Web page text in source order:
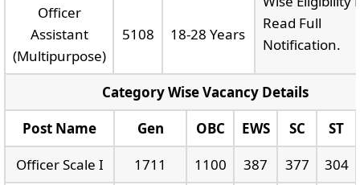
Read Full
Notification.
Officer
Assistant
(Multipurpose)
5108 18-28 Years
Category Wise Vacancy Details
Post Name
Gen OBC EWS SC
ST
Officer Scale I
1711 1100 387 377
304